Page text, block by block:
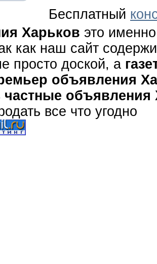
Бесплатный
Харьков это
как наш сайт
просто доской, а
объявления
частные объявления
все что угодно